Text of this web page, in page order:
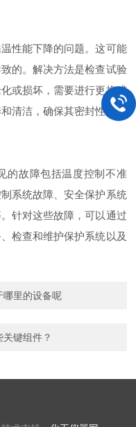
性能下降的问题。这可能
的。解决方法是检查试验
或损坏，需要进行更换或
清洁，确保其密封性能和
故障包括温度控制不准
系统故障、安全保护系统
针对这些故障，可以通过
检查和维护保护系统以及
哪里的设备呢
键组件？